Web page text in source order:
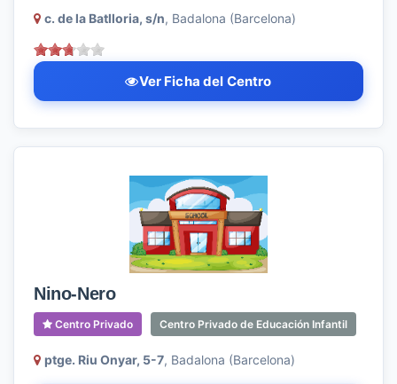
c. de la Batlloria, s/n, Badalona (Barcelona)
Ver Ficha del Centro
Nino-Nero
Centro Privado Centro Privado de Educación Infantil
ptge. Riu Onyar, 5-7, Badalona (Barcelona)